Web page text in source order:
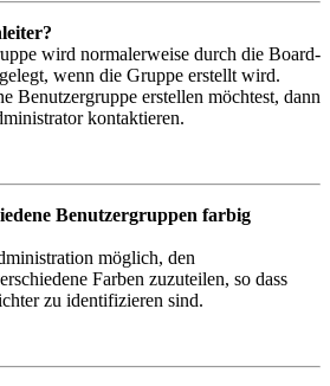
wird normalerweise durch die Board-
wenn die Gruppe erstellt wird.
Benutzergruppe erstellen möchtest, dann
kontaktieren.
Benutzergruppen farbig
möglich, den
Farben zuzuteilen, so dass
zu identifizieren sind.